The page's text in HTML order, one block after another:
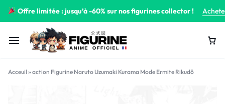
Offre limitée : jusqu’à -60% sur nos figurines collector !
Acceuil » action Figurine Naruto Uzumaki Kurama Mode Ermite Rikudô